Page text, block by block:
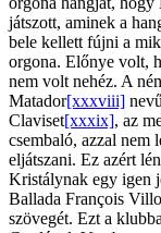
játszott, aminek a
bele kellett fújni a
orgona. Előnye volt,
nem volt nehéz. A
Matador[xxxviii]
Claviset[xxxix], az
csembaló, azzal nem
eljátszani. Ez azért
Kristálynak egy igen
Ballada François
szövegét. Ezt a